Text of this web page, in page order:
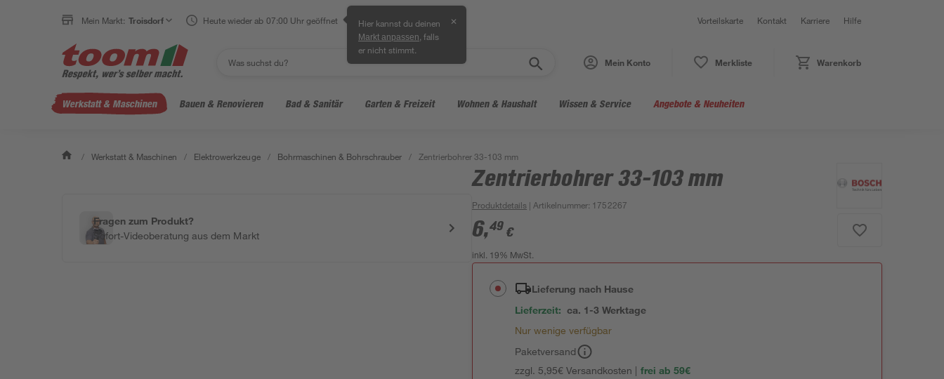
Mein Markt: Troisdorf Heute wieder ab 07:00 Uhr geöffnet Hier kannst du deinen
Markt anpassen , falls
er nicht stimmt.
✕ Vorteilskarte Kontakt Karriere Hilfe
Mein Konto Merkliste Warenkorb
Werkstatt & Maschinen Bauen & Renovieren Bad & Sanitär Garten & Freizeit Wohnen & Haushalt Wissen & Service Angebote & Neuheiten
/ Werkstatt & Maschinen / Elektrowerkzeuge / Bohrmaschinen & Bohrschrauber / Zentrierbohrer 33-103 mm
Fragen zum Produkt?
Sofort-Videoberatung aus dem Markt
Zentrierbohrer 33-103 mm
Produktdetails | Artikelnummer: 1752267
6,49 €
inkl. 19% MwSt.
Lieferung nach Hause
Lieferzeit: ca. 1-3 Werktage
Nur wenige verfügbar
Paketversand
zzgl. 5,95€ Versandkosten | frei ab 59€